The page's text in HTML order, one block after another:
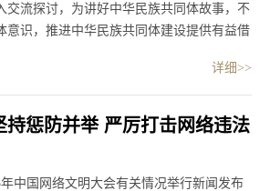
交流探讨，为讲好中华民族共同体故事，不
意识，推进中华民族共同体建设提供有益借
详细>>
持惩防并举 严厉打击网络违法
年中国网络文明大会有关情况举行新闻发布